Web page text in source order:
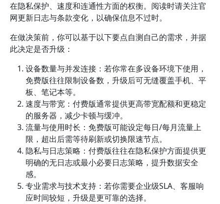
在隐私保护、速度和连通性方面的权衡。阅读时请关注官
网更新日志与条款变化，以确保信息不过时。
在做决策前，你可以基于以下要点自测自己的需求，并据
此决定是否升级：
设备数量与并发连接：若你常在多设备环境下使用，
免费版往往限制设备数，升级后可无缝覆盖手机、平
板、笔记本等。
速度与带宽：付费版通常提供更高带宽配额和更稳定
的服务器，减少卡顿与缓冲。
流量与使用时长：免费版可能设定每日/每月流量上
限，超出后需等待刷新或切换限速节点。
隐私与日志策略：付费版往往在隐私保护方面提供更
明确的无日志或最小必要日志策略，提升数据安全
感。
专业需求与技术支持：若你需要企业级SLA、客服响
应时间较短，升级是更可靠的选择。